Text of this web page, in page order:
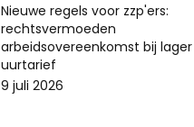
Nieuwe regels voor zzp'ers:
rechtsvermoeden
arbeidsovereenkomst bij lager
uurtarief
9 juli 2026